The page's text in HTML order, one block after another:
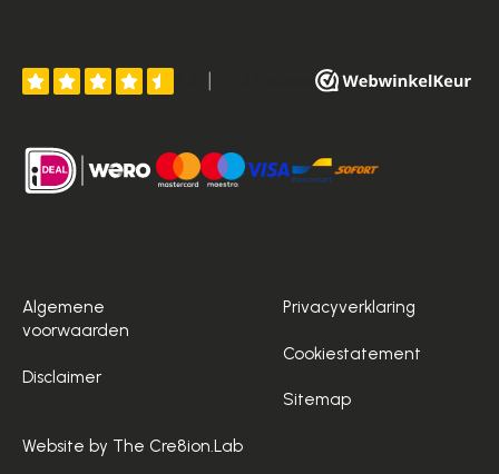
Algemene
voorwaarden
Disclaimer
Privacyverklaring
Cookiestatement
Sitemap
Website by The Cre8ion.Lab